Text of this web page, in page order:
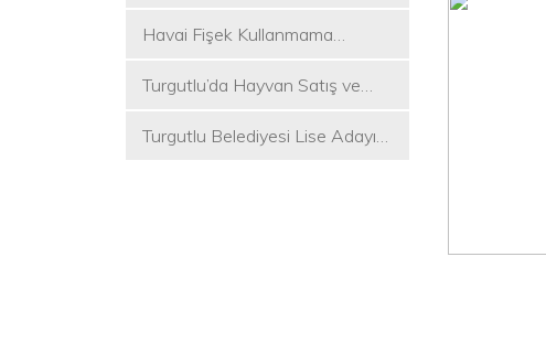
Havai Fişek Kullanmama
Akın Oldu
Turgutlu’da Hayvan Satış ve
Turgutlu Belediyesi Lise Adayı